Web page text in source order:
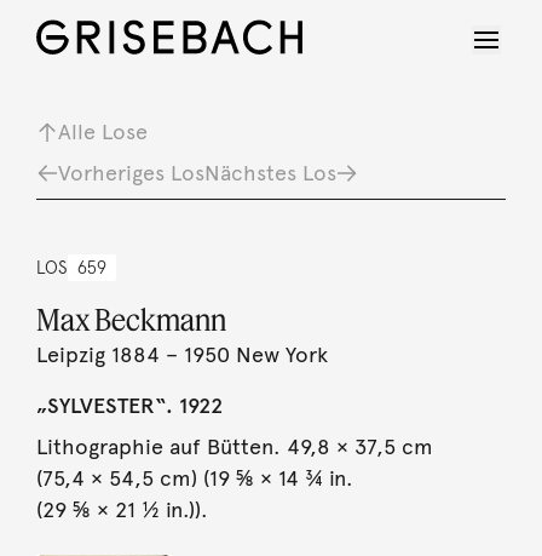
Alle Lose
Vorheriges LosNächstes Los
LOS 659
Max Beckmann
Leipzig 1884 – 1950 New York
„SYLVESTER“. 1922
Lithographie auf Bütten. 49,8 × 37,5 cm
(75,4 × 54,5 cm) (19 ⅝ × 14 ¾ in.
(29 ⅝ × 21 ½ in.)).